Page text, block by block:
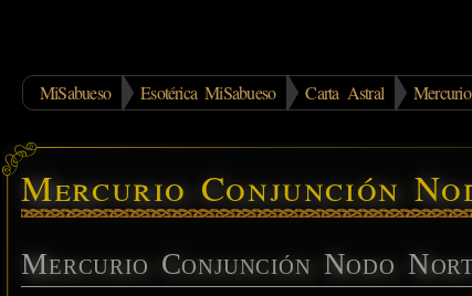
MiSabueso Esotérica MiSabueso Carta Astral
Mercurio Conjunción
Mercurio Conjunción Nodo